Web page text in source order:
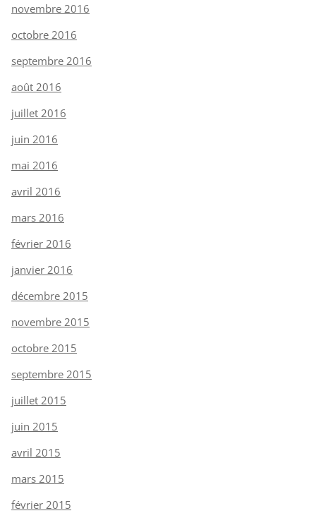
novembre 2016
octobre 2016
septembre 2016
août 2016
juillet 2016
juin 2016
mai 2016
avril 2016
mars 2016
février 2016
janvier 2016
décembre 2015
novembre 2015
octobre 2015
septembre 2015
juillet 2015
juin 2015
avril 2015
mars 2015
février 2015